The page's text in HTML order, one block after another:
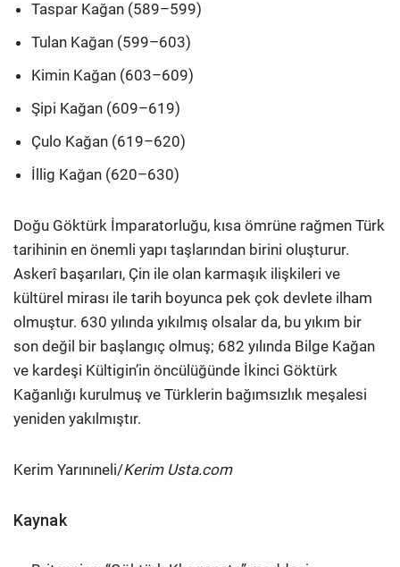
Taspar Kağan (589–599)
Tulan Kağan (599–603)
Kimin Kağan (603–609)
Şipi Kağan (609–619)
Çulo Kağan (619–620)
İllig Kağan (620–630)
Doğu Göktürk İmparatorluğu, kısa ömrüne rağmen Türk
tarihinin en önemli yapı taşlarından birini oluşturur.
Askerî başarıları, Çin ile olan karmaşık ilişkileri ve
kültürel mirası ile tarih boyunca pek çok devlete ilham
olmuştur. 630 yılında yıkılmış olsalar da, bu yıkım bir
son değil bir başlangıç olmuş; 682 yılında Bilge Kağan
ve kardeşi Kültigin’in öncülüğünde İkinci Göktürk
Kağanlığı kurulmuş ve Türklerin bağımsızlık meşalesi
yeniden yakılmıştır.
Kerim Yarınıneli/Kerim Usta.com
Kaynak